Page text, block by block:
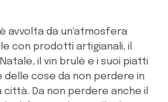
avvolta da un'atmosfera
con prodotti artigianali, il
il vin brulè e i suoi piatti
delle cose da non perdere in
Da non perdere anche il